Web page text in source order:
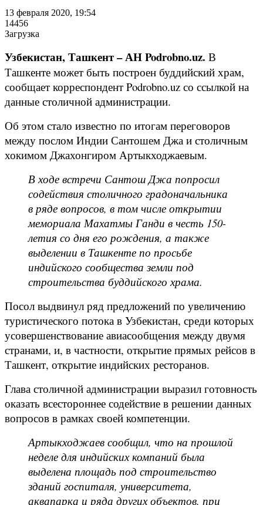
13 февраля 2020, 19:54
14456
Загрузка
Узбекистан, Ташкент – АН Podrobno.uz. В
Ташкенте может быть построен буддийский храм,
сообщает корреспондент Podrobno.uz со ссылкой на
данные столичной администрации.
Об этом стало известно по итогам переговоров
между послом Индии Сантошем Джа и столичным
хокимом Джахонгиром Артыкходжаевым.
В ходе встречи Сантош Джа попросил
содействия столичного градоначальника
в ряде вопросов, в том числе открытии
мемориала Махатмы Ганди в честь 150-
летия со дня его рождения, а также
выделении в Ташкенте по просьбе
индийского сообщества земли под
строительства буддийского храма.
Посол выдвинул ряд предложений по увеличению
туристического потока в Узбекистан, среди которых
усовершенствование авиасообщения между двумя
странами, и, в частности, открытие прямых рейсов в
Ташкент, открытие индийских ресторанов.
Глава столичной администрации выразил готовность
оказать всестороннее содействие в решении данных
вопросов в рамках своей компетенции.
Артыкходжаев сообщил, что на прошлой
неделе для индийских компаний была
выделена площадь под строительство
зданий госпиталя, университета,
аквапарка и ряда других объектов, при